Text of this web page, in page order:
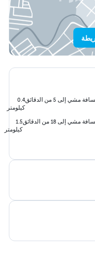
مشي إلى 5 من الدقائق
0.4
كيلومتر
مشي إلى 18 من الدقائق
1.5
كيلومتر